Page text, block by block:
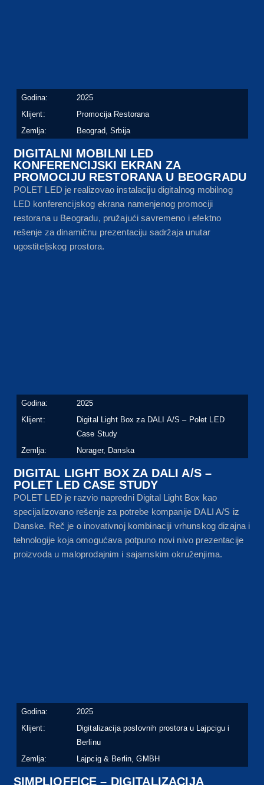
Godina:
2025
Klijent:
Promocija Restorana
Zemlja:
Beograd, Srbija
DIGITALNI MOBILNI LED
KONFERENCIJSKI EKRAN ZA
PROMOCIJU RESTORANA U BEOGRADU
POLET LED je realizovao instalaciju digitalnog mobilnog
LED konferencijskog ekrana namenjenog promociji
restorana u Beogradu, pružajući savremeno i efektno
rešenje za dinamičnu prezentaciju sadržaja unutar
ugostiteljskog prostora.
Godina:
2025
Klijent:
Digital Light Box za DALI A/S – Polet LED
Case Study
Zemlja:
Norager, Danska
DIGITAL LIGHT BOX ZA DALI A/S –
POLET LED CASE STUDY
POLET LED je razvio napredni Digital Light Box kao
specijalizovano rešenje za potrebe kompanije DALI A/S iz
Danske. Reč je o inovativnoj kombinaciji vrhunskog dizajna i
tehnologije koja omogućava potpuno novi nivo prezentacije
proizvoda u maloprodajnim i sajamskim okruženjima.
Godina:
2025
Klijent:
Digitalizacija poslovnih prostora u Lajpcigu i
Berlinu
Zemlja:
Lajpcig & Berlin, GMBH
SIMPLIOFFICE – DIGITALIZACIJA